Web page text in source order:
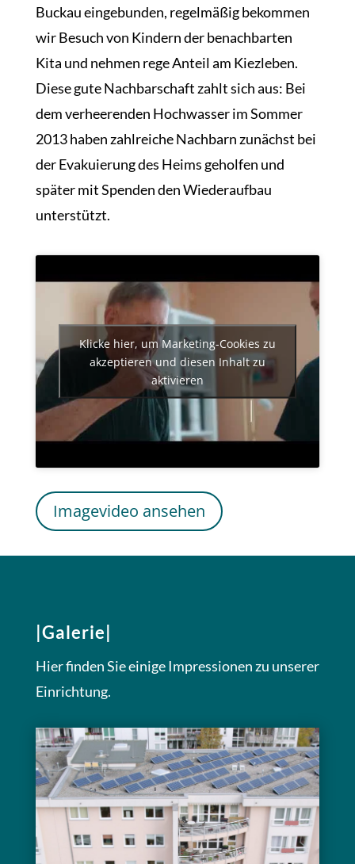
Buckau eingebunden, regelmäßig bekommen
wir Besuch von Kindern der benachbarten
Kita und nehmen rege Anteil am Kiezleben.
Diese gute Nachbarschaft zahlt sich aus: Bei
dem verheerenden Hochwasser im Sommer
2013 haben zahlreiche Nachbarn zunächst bei
der Evakuierung des Heims geholfen und
später mit Spenden den Wiederaufbau
unterstützt.
Klicke hier, um Marketing-Cookies zu
akzeptieren und diesen Inhalt zu
aktivieren
Imagevideo ansehen
|Galerie|
Hier finden Sie einige Impressionen zu unserer
Einrichtung.